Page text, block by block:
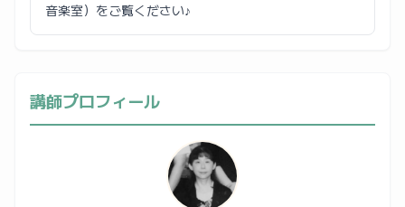
音楽室）をご覧ください♪
講師プロフィール